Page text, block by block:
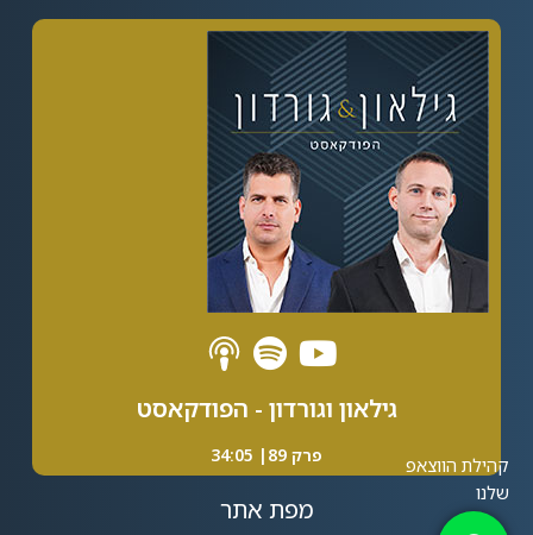
גילאון וגורדון - הפודקאסט
פרק 89| 34:05
מפת אתר